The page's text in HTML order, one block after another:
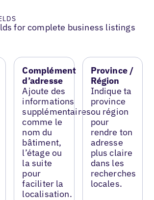
for complete business listings
Complément
d’adresse
Ajoute des
informations
supplémentaires
comme le
nom du
bâtiment,
l’étage ou
la suite
pour
faciliter la
localisation.
Province /
Région
Indique ta
province
ou région
pour
rendre ton
adresse
plus claire
dans les
recherches
locales.